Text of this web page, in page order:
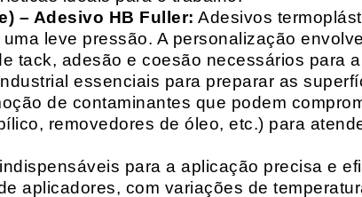
– Adesivo HB Fuller: Adesivos
leve pressão. A personalização
tack, adesão e coesão necessários para
essenciais para preparar as
de contaminantes que podem
removedores de óleo, etc.) para
para a aplicação precisa e
aplicadores, com variações de